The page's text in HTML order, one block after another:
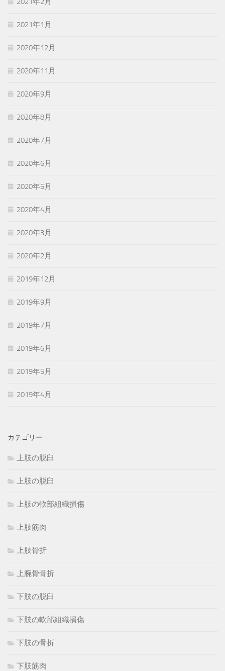
2021年1月
2020年12月
2020年11月
2020年9月
2020年8月
2020年7月
2020年6月
2020年5月
2020年4月
2020年3月
2020年2月
2019年12月
2019年9月
2019年7月
2019年6月
2019年5月
2019年4月
カテゴリー
上肢の脱臼
上肢の脱臼
上肢の軟部組織損傷
上肢筋肉
上肢骨折
上腕骨骨折
下肢の脱臼
下肢の軟部組織損傷
下肢の骨折
下肢筋肉